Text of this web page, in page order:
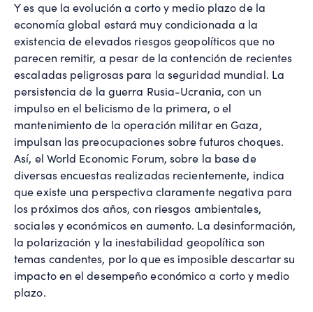
Y es que la evolución a corto y medio plazo de la
economía global estará muy condicionada a la
existencia de elevados riesgos geopolíticos que no
parecen remitir, a pesar de la contención de recientes
escaladas peligrosas para la seguridad mundial. La
persistencia de la guerra Rusia-Ucrania, con un
impulso en el belicismo de la primera, o el
mantenimiento de la operación militar en Gaza,
impulsan las preocupaciones sobre futuros choques.
Así, el World Economic Forum, sobre la base de
diversas encuestas realizadas recientemente, indica
que existe una perspectiva claramente negativa para
los próximos dos años, con riesgos ambientales,
sociales y económicos en aumento. La desinformación,
la polarización y la inestabilidad geopolítica son
temas candentes, por lo que es imposible descartar su
impacto en el desempeño económico a corto y medio
plazo.